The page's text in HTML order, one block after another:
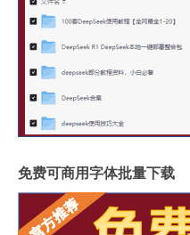
免费可商用字体批量下载